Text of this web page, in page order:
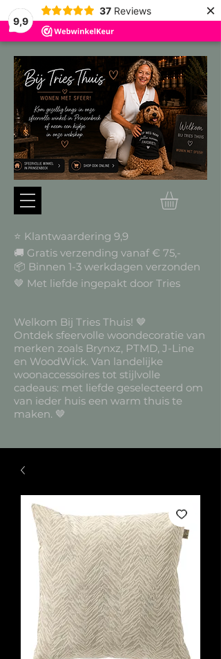
9,9
37 Reviews ×
⭐ Klantwaardering 9,9
🚚 Gratis verzending vanaf € 75,-
📦 Binnen 1-3 werkdagen verzonden
🤎 Met liefde ingepakt door Tries
Welkom Bij Tries Thuis! 🤎
Ontdek sfeervolle woondecoratie van
merken zoals Brynxz, PTMD, J-Line
en WoodWick. Van landelijke
woonaccessoires tot stijlvolle
cadeaus: met liefde geselecteerd om
van ieder huis een warm thuis te
maken. 🤎